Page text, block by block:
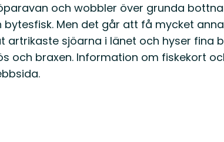
och wobbler över grunda
bytesfisk. Men det går att få mycket
artrikaste sjöarna i länet och hyser fina
och braxen. Information om fiskekort